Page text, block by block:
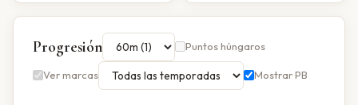
Progresión Puntos húngaros
Ver marcas Mostrar PB